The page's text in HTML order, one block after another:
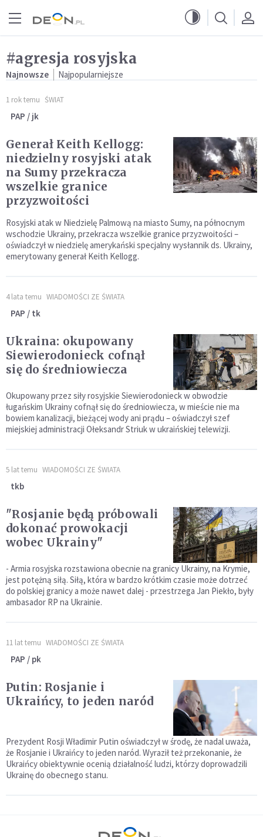
#agresja rosyjska
Najnowsze Najpopularniejsze
1 rok temu ŚWIAT
PAP / jk
Generał Keith Kellogg:
niedzielny rosyjski atak
na Sumy przekracza
wszelkie granice
przyzwoitości
Rosyjski atak w Niedzielę Palmową na miasto Sumy, na północnym
wschodzie Ukrainy, przekracza wszelkie granice przyzwoitości –
oświadczył w niedzielę amerykański specjalny wysłannik ds. Ukrainy,
emerytowany generał Keith Kellogg.
4 lata temu WIADOMOŚCI ZE ŚWIATA
PAP / tk
Ukraina: okupowany
Siewierodonieck cofnął
się do średniowiecza
Okupowany przez siły rosyjskie Siewierodonieck w obwodzie
ługańskim Ukrainy cofnął się do średniowiecza, w mieście nie ma
bowiem kanalizacji, bieżącej wody ani prądu – oświadczył szef
miejskiej administracji Ołeksandr Striuk w ukraińskiej telewizji.
5 lat temu WIADOMOŚCI ZE ŚWIATA
tkb
"Rosjanie będą próbowali
dokonać prowokacji
wobec Ukrainy"
- Armia rosyjska rozstawiona obecnie na granicy Ukrainy, na Krymie,
jest potężną siłą. Siłą, która w bardzo krótkim czasie może dotrzeć
do polskiej granicy a może nawet dalej - przestrzega Jan Piekło, były
ambasador RP na Ukrainie.
11 lat temu WIADOMOŚCI ZE ŚWIATA
PAP / pk
Putin: Rosjanie i
Ukraińcy, to jeden naród
Prezydent Rosji Władimir Putin oświadczył w środę, że nadal uważa,
że Rosjanie i Ukraińcy to jeden naród. Wyraził też przekonanie, że
Ukraińcy obiektywnie ocenią działalność ludzi, którzy doprowadzili
Ukrainę do obecnego stanu.